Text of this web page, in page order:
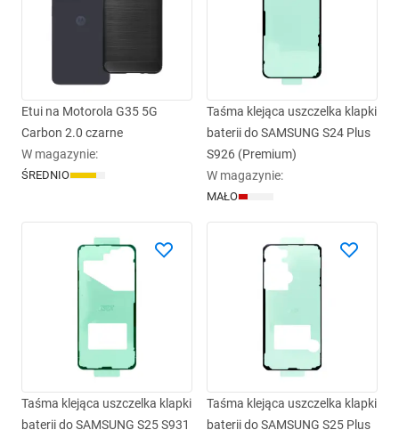
Etui na Motorola G35 5G
Carbon 2.0 czarne
W magazynie:
ŚREDNIO
Taśma klejąca uszczelka klapki
baterii do SAMSUNG S24 Plus
S926 (Premium)
W magazynie:
MAŁO
Taśma klejąca uszczelka klapki
baterii do SAMSUNG S25 S931
Taśma klejąca uszczelka klapki
baterii do SAMSUNG S25 Plus